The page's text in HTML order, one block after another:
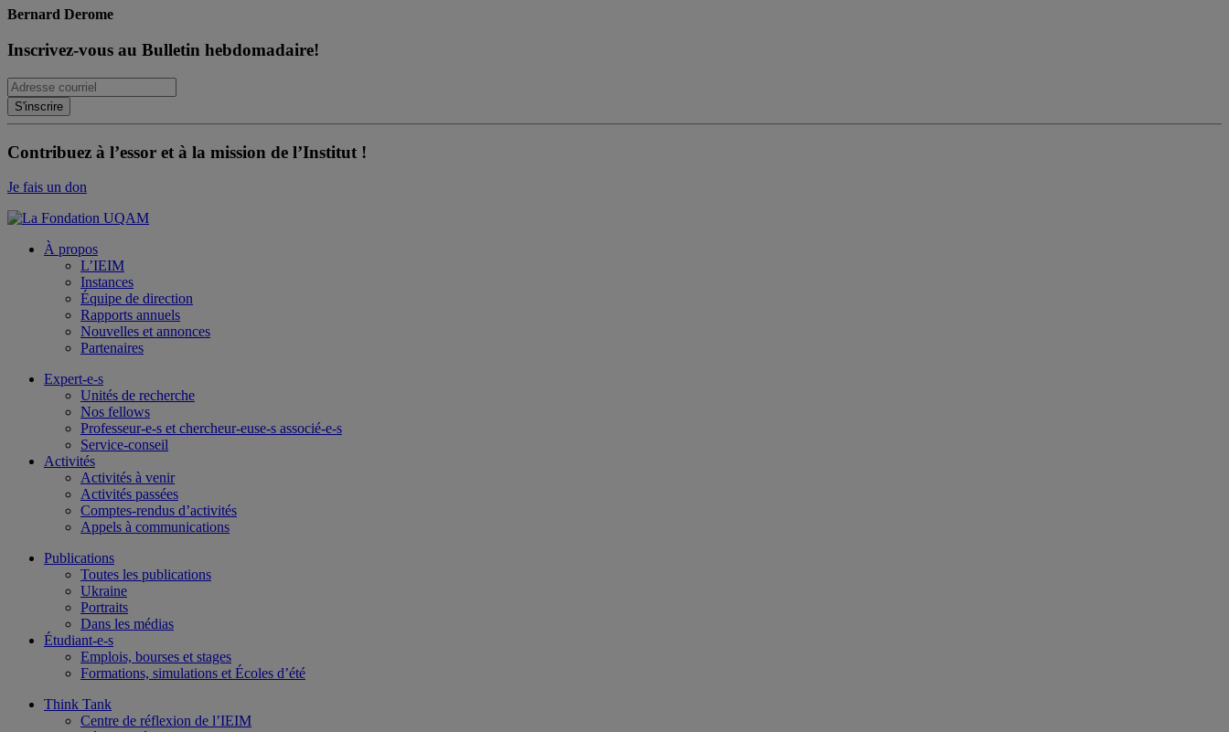
Bernard Derome
Inscrivez-vous au Bulletin hebdomadaire!
Contribuez à l’essor et à la mission de l’Institut !
Je fais un don
À propos
L’IEIM
Instances
Équipe de direction
Rapports annuels
Nouvelles et annonces
Partenaires
Expert-e-s
Unités de recherche
Nos fellows
Professeur-e-s et chercheur-euse-s associé-e-s
Service-conseil
Activités
Activités à venir
Activités passées
Comptes-rendus d’activités
Appels à communications
Publications
Toutes les publications
Ukraine
Portraits
Dans les médias
Étudiant-e-s
Emplois, bourses et stages
Formations, simulations et Écoles d’été
Think Tank
Centre de réflexion de l’IEIM